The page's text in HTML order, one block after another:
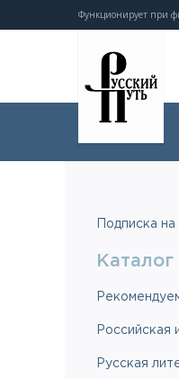
Функционирует при
Подписка
Российская
Русская